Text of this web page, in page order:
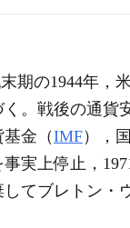
期の1944年，
。戦後の通貨
金（IMF），
実上停止，
てブレトン・